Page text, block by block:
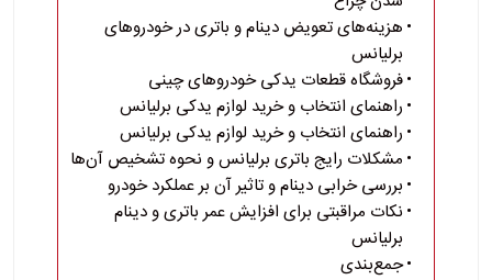
هزینه‌های تعویض دینام و باتری در خودروهای
برلیانس
فروشگاه‌ قطعات یدکی خودروهای چینی
راهنمای انتخاب و خرید لوازم یدکی برلیانس
راهنمای انتخاب و خرید لوازم یدکی برلیانس
مشکلات رایج باتری برلیانس و نحوه تشخیص آن‌ها
بررسی خرابی دینام و تاثیر آن بر عملکرد خودرو
نکات مراقبتی برای افزایش عمر باتری و دینام
برلیانس
جمع‌بندی